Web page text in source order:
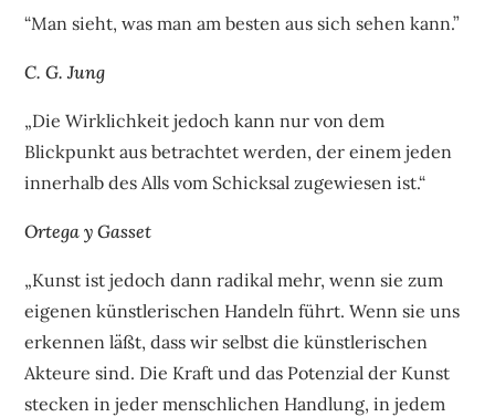
“Man sieht, was man am besten aus sich sehen kann.”
C. G. Jung
„Die Wirklichkeit jedoch kann nur von dem
Blickpunkt aus betrachtet werden, der einem jeden
innerhalb des Alls vom Schicksal zugewiesen ist.“
Ortega y Gasset
„Kunst ist jedoch dann radikal mehr, wenn sie zum
eigenen künstlerischen Handeln führt. Wenn sie uns
erkennen läßt, dass wir selbst die künstlerischen
Akteure sind. Die Kraft und das Potenzial der Kunst
stecken in jeder menschlichen Handlung, in jedem